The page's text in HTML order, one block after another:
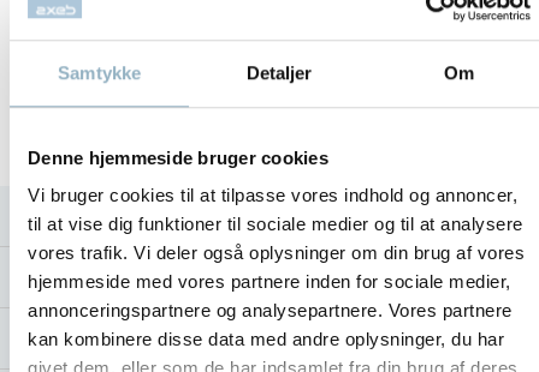
Samtykke Detaljer Om
Denne hjemmeside bruger cookies
Vi bruger cookies til at tilpasse vores indhold og annoncer,
til at vise dig funktioner til sociale medier og til at analysere
vores trafik. Vi deler også oplysninger om din brug af vores
hjemmeside med vores partnere inden for sociale medier,
annonceringspartnere og analysepartnere. Vores partnere
kan kombinere disse data med andre oplysninger, du har
VEDLIGEHOLD AF UDSTYR
BLOG
OM AXEB
KONTAKT